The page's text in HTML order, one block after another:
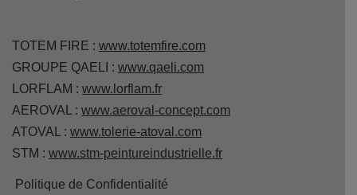
TOTEM FIRE : www.totemfire.com
GROUPE QAELI : www.qaeli.com
LORFLAM : www.lorflam.fr
AEROVAL : www.aeroval-concept.com
ATOVAL : www.tolerie-atoval.com
STM : www.stm-peintureindustrielle.fr
Politique de Confidentialité